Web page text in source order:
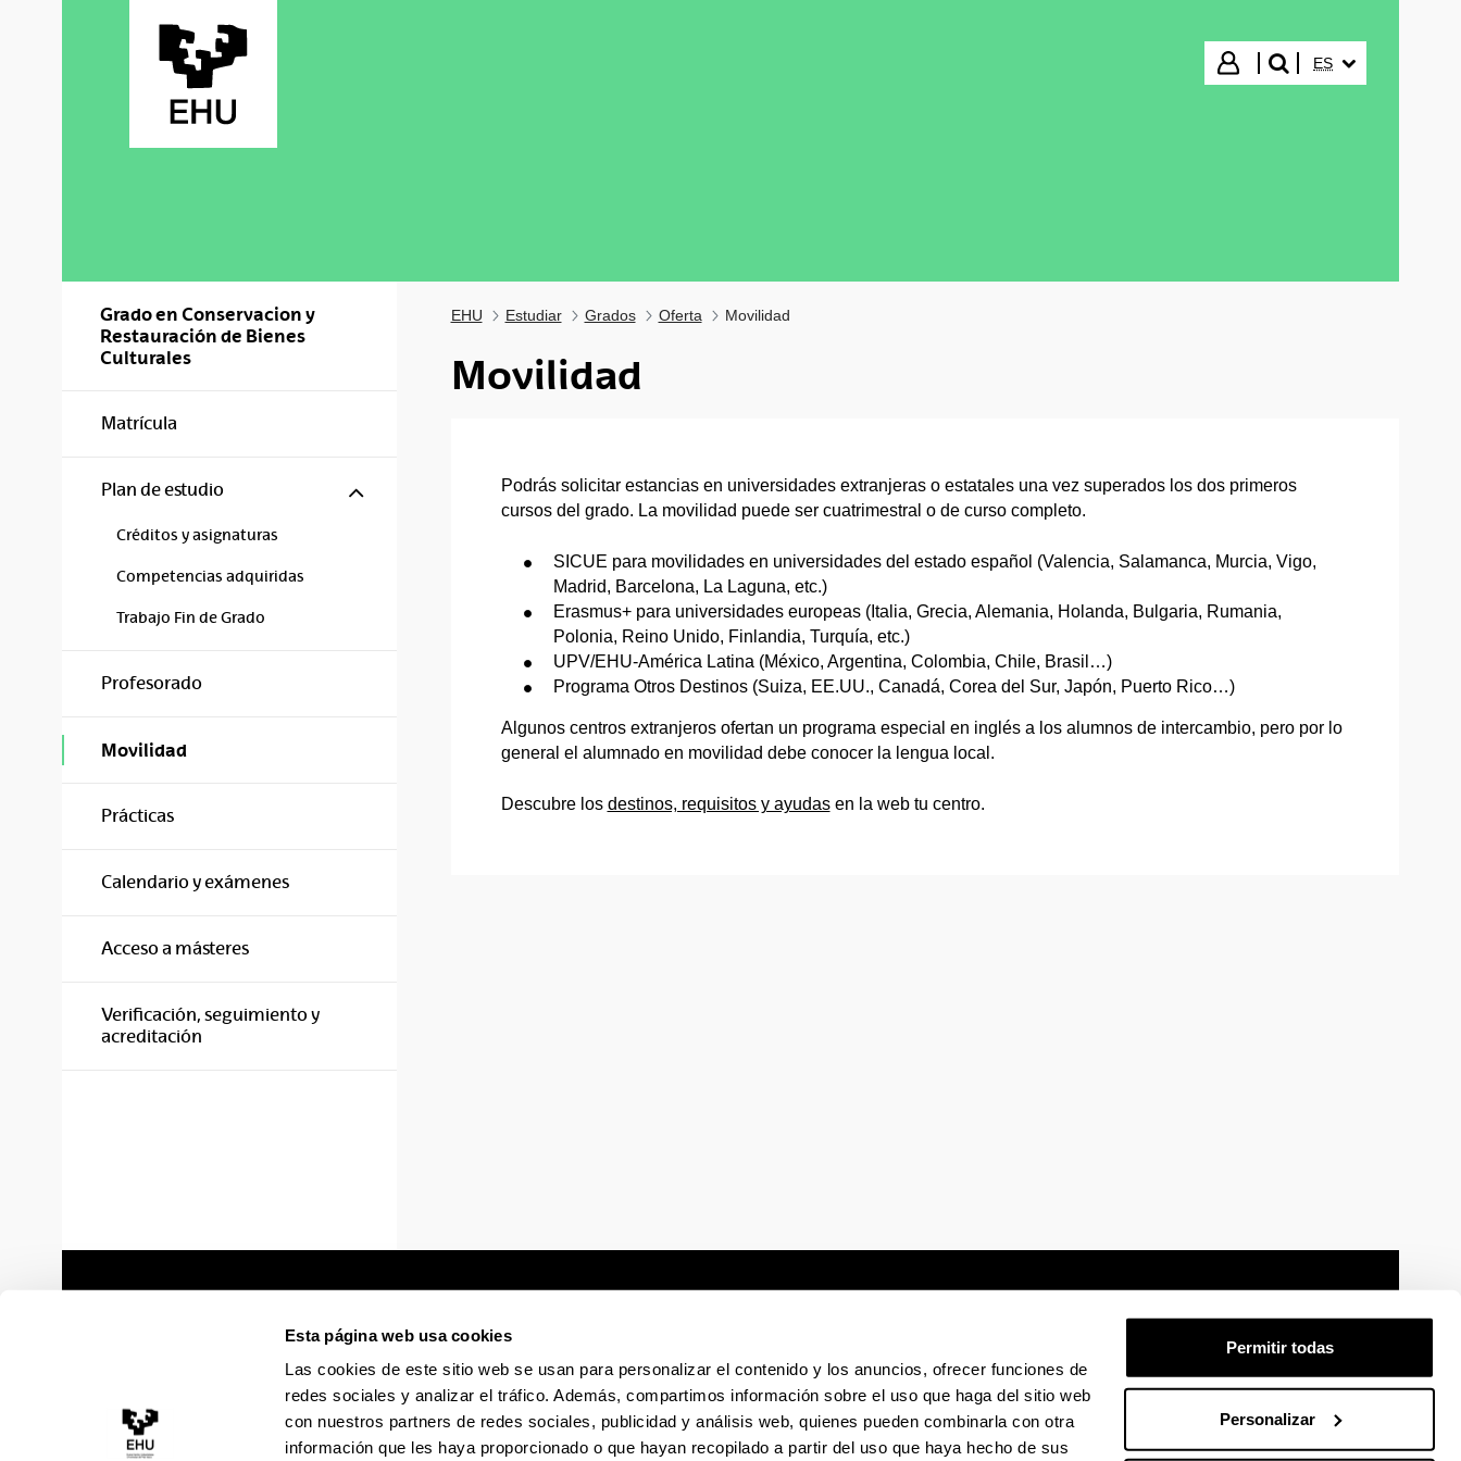
Esta página web usa cookies
Las cookies de este sitio web se usan para personalizar el contenido y los anuncios, ofrecer funciones de
redes sociales y analizar el tráfico. Además, compartimos información sobre el uso que haga del sitio web
con nuestros partners de redes sociales, publicidad y análisis web, quienes pueden combinarla con otra
información que les haya proporcionado o que hayan recopilado a partir del uso que haya hecho de sus
Permitir todas
Personalizar
Iniciar sesión
buscar"
ES
Grado en Conservacion y
Restauración de Bienes
Culturales
Matrícula
Plan de estudio Mostrar/ocultar subpáginas
Créditos y asignaturas
Competencias adquiridas
Trabajo Fin de Grado
Profesorado
Movilidad
Prácticas
Calendario y exámenes
Acceso a másteres
Verificación, seguimiento y
acreditación
EHU Estudiar Grados Oferta Movilidad
Movilidad
Podrás solicitar estancias en universidades extranjeras o estatales una vez superados los dos primeros
cursos del grado. La movilidad puede ser cuatrimestral o de curso completo.
SICUE para movilidades en universidades del estado español (Valencia, Salamanca, Murcia, Vigo,
Madrid, Barcelona, La Laguna, etc.)
Erasmus+ para universidades europeas (Italia, Grecia, Alemania, Holanda, Bulgaria, Rumania,
Polonia, Reino Unido, Finlandia, Turquía, etc.)
UPV/EHU-América Latina (México, Argentina, Colombia, Chile, Brasil…)
Programa Otros Destinos (Suiza, EE.UU., Canadá, Corea del Sur, Japón, Puerto Rico…)
Algunos centros extranjeros ofertan un programa especial en inglés a los alumnos de intercambio, pero por lo
general el alumnado en movilidad debe conocer la lengua local.
Descubre los destinos, requisitos y ayudasen la web tu centro.
Sede electrónica Accesibilidad Información legal Mapa Ayuda Contacto
La EHU en TiktokLa EHU en BlueskyLa EHU en FacebookLa EHU en LinkedinLa EHU en InstagramLa EHU en YoutubeLa EHU en VimeoLa EHU en Flickr